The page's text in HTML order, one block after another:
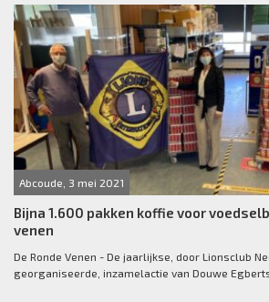
Abcoude, 3 mei 2021
Bijna 1.600 pakken koffie voor
venen
De Ronde Venen - De jaarlijkse, door Lionsclub
georganiseerde, inzamelactie van Douwe